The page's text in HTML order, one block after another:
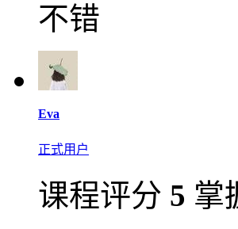
不错
Eva
正式用户
课程评分 5 掌